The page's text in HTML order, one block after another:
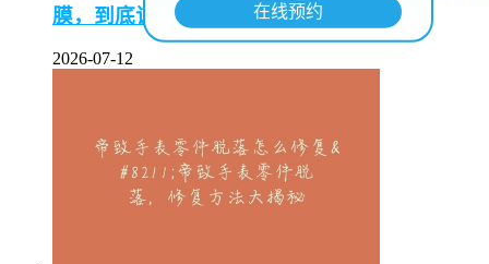
膜，到底该不该撕掉？
2026-07-12
在线预约